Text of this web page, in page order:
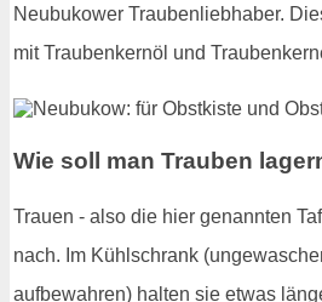
Neubukower Traubenliebhaber.
mit Traubenkernöl und
Wie soll man Trauben
Trauen - also die hier genannten
nach. Im Kühlschrank
aufbewahren) halten sie etwas